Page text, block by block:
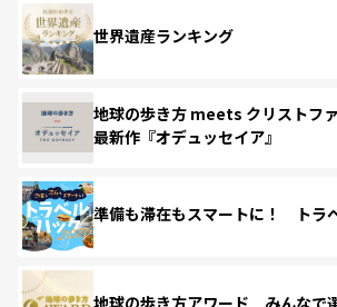
世界遺産ランキング
地球の歩き方 meets クリストフ
最新作『オデュッセイア』
準備も滞在もスマートに！ トラ